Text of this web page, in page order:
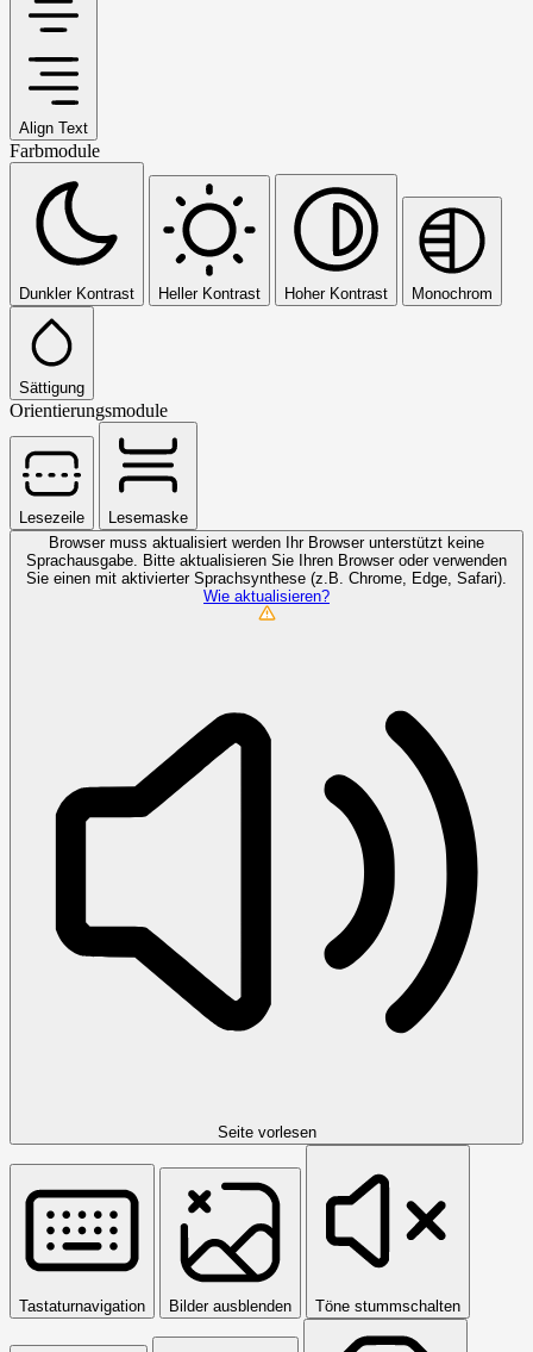
Align Text
Farbmodule
Dunkler Kontrast Heller Kontrast Hoher Kontrast Monochrom
Sättigung
Orientierungsmodule
Lesezeile
Lesemaske
Browser muss aktualisiert werden
Ihr Browser unterstützt keine
Sprachausgabe. Bitte aktualisieren Sie Ihren Browser oder verwenden
Sie einen mit aktivierter Sprachsynthese (z.B. Chrome, Edge, Safari).
Wie aktualisieren?
Seite vorlesen
Tastaturnavigation Bilder ausblenden Töne stummschalten